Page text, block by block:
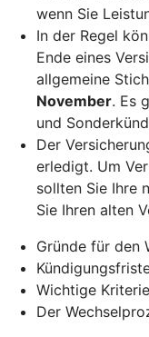
wenn Sie
In der Regel
Ende eines
allgemeine
November. Es
und
Der
erledigt. Um
sollten Sie Ihre
Sie Ihren alten
Gründe für den
Wichtige
Der